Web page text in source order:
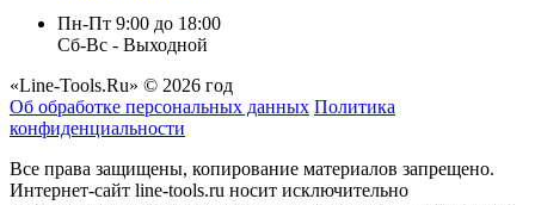
Пн-Пт 9:00 до 18:00
Сб-Вс - Выходной
«Line-Tools.Ru» © 2026 год
Об обработке персональных данных Политика
конфиденциальности
Все права защищены, копирование материалов запрещено.
Интернет-сайт line-tools.ru носит исключительно